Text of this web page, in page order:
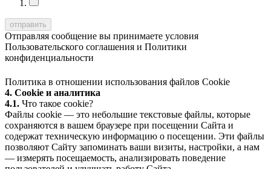
Отправляя сообщение вы принимаете условия
Пользовательского соглашения и Политики
конфиденциальности
Политика в отношении использования файлов Cookie
4. Cookie и аналитика
4.1. Что такое cookie?
Файлы cookie — это небольшие текстовые файлы, которые
сохраняются в вашем браузере при посещении Сайта и
содержат техническую информацию о посещении. Эти файлы
позволяют Сайту запоминать ваши визиты, настройки, а нам
— измерять посещаемость, анализировать поведение